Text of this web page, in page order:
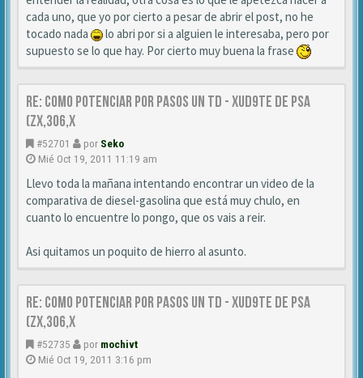
cada uno, que yo por cierto a pesar de abrir el post, no he
tocado nada
lo abri por si a alguien le interesaba, pero por
supuesto se lo que hay. Por cierto muy buena la frase
Re: Como Potenciar por pasos un TD - XUD9TE DE PSA
(zx,306,x
#52701 por Seko
Mié Oct 19, 2011 11:19 am
Llevo toda la mañana intentando encontrar un video de la
comparativa de diesel-gasolina que está muy chulo, en
cuanto lo encuentre lo pongo, que os vais a reir.
Asi quitamos un poquito de hierro al asunto.
Re: Como Potenciar por pasos un TD - XUD9TE DE PSA
(zx,306,x
#52735 por mochivt
Mié Oct 19, 2011 3:16 pm